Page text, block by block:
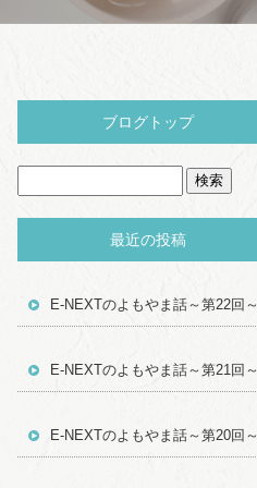
ブログトップ
最近の投稿
E-NEXTのよもやま話～第22回～
E-NEXTのよもやま話～第21回～
E-NEXTのよもやま話～第20回～